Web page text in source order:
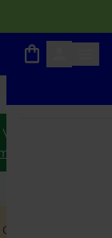
in te